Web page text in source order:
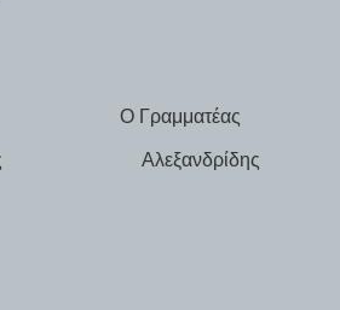
Ο Γραμματέας
Αλεξανδρίδης